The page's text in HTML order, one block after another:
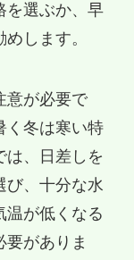
を選ぶか、早
します。
意が必要で
く冬は寒い特
は、日差しを
び、十分な水
温が低くなる
がありま